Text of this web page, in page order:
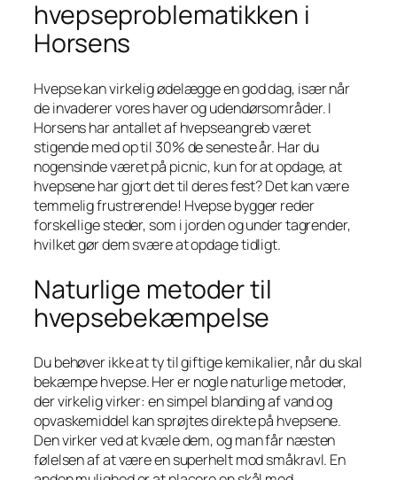
hvepseproblematikken i
Horsens
Hvepse kan virkelig ødelægge en god dag, især når
de invaderer vores haver og udendørsområder. I
Horsens har antallet af hvepseangreb været
stigende med op til 30% de seneste år. Har du
nogensinde været på picnic, kun for at opdage, at
hvepsene har gjort det til deres fest? Det kan være
temmelig frustrerende! Hvepse bygger reder
forskellige steder, som i jorden og under tagrender,
hvilket gør dem svære at opdage tidligt.
Naturlige metoder til
hvepsebekæmpelse
Du behøver ikke at ty til giftige kemikalier, når du skal
bekæmpe hvepse. Her er nogle naturlige metoder,
der virkelig virker: en simpel blanding af vand og
opvaskemiddel kan sprøjtes direkte på hvepsene.
Den virker ved at kvæle dem, og man får næsten
følelsen af at være en superhelt mod småkravl. En